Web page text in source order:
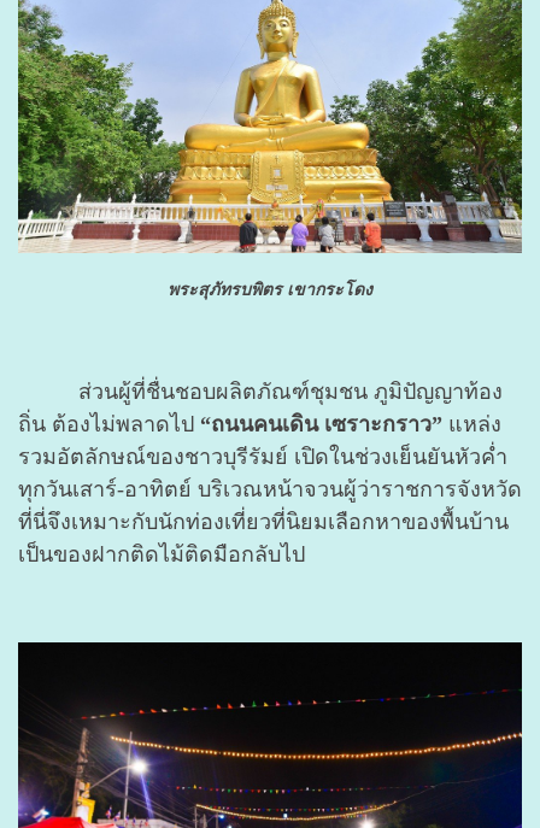
พระสุภัทรบพิตร เขากระโดง
ส่วนผู้ที่ชื่นชอบผลิตภัณฑ์ชุมชน ภูมิปัญญาท้อง
ถิ่น ต้องไม่พลาดไป “ถนนคนเดิน เซราะกราว” แหล่ง
รวมอัตลักษณ์ของชาวบุรีรัมย์ เปิดในช่วงเย็นยันหัวค่ำ
ทุกวันเสาร์-อาทิตย์ บริเวณหน้าจวนผู้ว่าราชการจังหวัด
ที่นี่จึงเหมาะกับนักท่องเที่ยวที่นิยมเลือกหาของพื้นบ้าน
เป็นของฝากติดไม้ติดมือกลับไป